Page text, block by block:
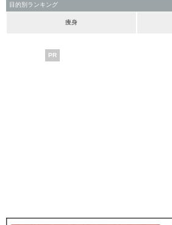
目的別ランキング
痩身
PR